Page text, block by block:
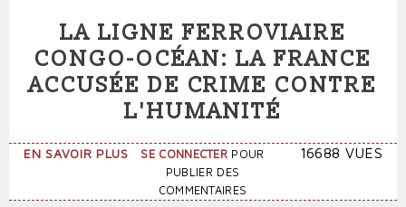
LA LIGNE FERROVIAIRE
CONGO-OCÉAN: LA FRANCE
ACCUSÉE DE CRIME CONTRE
L'HUMANITÉ
EN SAVOIR PLUS SUR
LIGNE
SE CONNECTER POUR
PUBLIER DES
COMMENTAIRES
16688 VUES